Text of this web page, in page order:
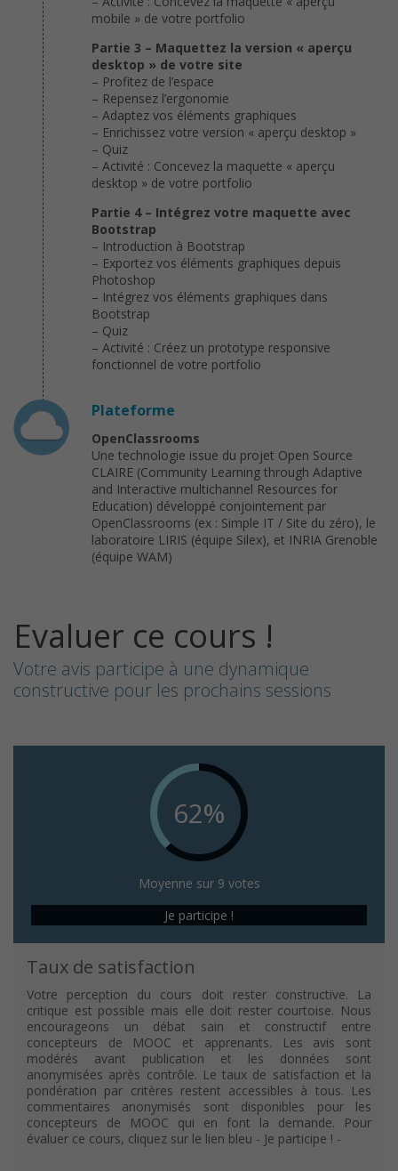
mobile » de votre portfolio
Partie 3 – Maquettez la version « aperçu
desktop » de votre site
– Profitez de l’espace
– Repensez l’ergonomie
– Adaptez vos éléments graphiques
– Enrichissez votre version « aperçu desktop »
– Quiz
– Activité : Concevez la maquette « aperçu
desktop » de votre portfolio
Partie 4 – Intégrez votre maquette avec
Bootstrap
– Introduction à Bootstrap
– Exportez vos éléments graphiques depuis
Photoshop
– Intégrez vos éléments graphiques dans
Bootstrap
– Quiz
– Activité : Créez un prototype responsive
fonctionnel de votre portfolio
Plateforme
OpenClassrooms
Une technologie issue du projet Open Source
CLAIRE (Community Learning through Adaptive
and Interactive multichannel Resources for
Education) développé conjointement par
OpenClassrooms (ex : Simple IT / Site du zéro), le
laboratoire LIRIS (équipe Silex), et INRIA Grenoble
(équipe WAM)
Evaluer ce cours !
Votre avis participe à une dynamique
constructive pour les prochains sessions
62%
Moyenne sur 9 votes
Je participe !
Taux de satisfaction
Votre perception du cours doit rester constructive. La
critique est possible mais elle doit rester courtoise. Nous
encourageons un débat sain et constructif entre
concepteurs de MOOC et apprenants. Les avis sont
modérés avant publication et les données sont
anonymisées après contrôle. Le taux de satisfaction et la
pondération par critères restent accessibles à tous. Les
commentaires anonymisés sont disponibles pour les
concepteurs de MOOC qui en font la demande. Pour
évaluer ce cours, cliquez sur le lien bleu - Je participe ! -